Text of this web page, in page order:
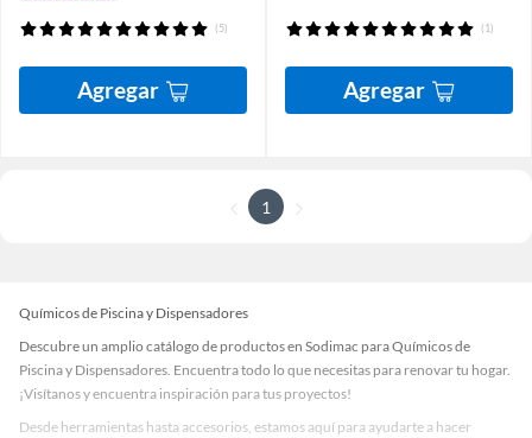
(5)
Agregar
(1)
Agregar
1
Químicos de Piscina y Dispensadores
Descubre un amplio catálogo de productos en Sodimac para Químicos de
Piscina y Dispensadores. Encuentra todo lo que necesitas para renovar tu hogar.
¡Visítanos y encuentra inspiración para tus proyectos!
Desde herramientas hasta accesorios, estamos aquí para ayudarte a hacer